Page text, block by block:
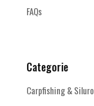
FAQs
Categorie
Carpfishing & Siluro